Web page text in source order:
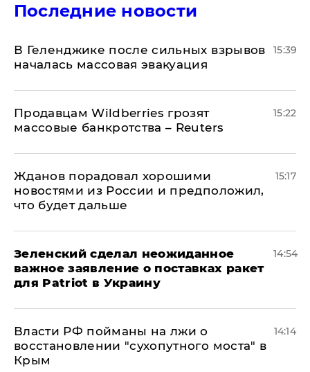
Последние новости
В Геленджике после сильных взрывов
началась массовая эвакуация
15:39
Продавцам Wildberries грозят
массовые банкротства – Reuters
15:22
Жданов порадовал хорошими
новостями из России и предположил,
что будет дальше
15:17
Зеленский сделал неожиданное
важное заявление о поставках ракет
для Patriot в Украину
14:54
Власти РФ пойманы на лжи о
восстановлении "сухопутного моста" в
Крым
14:14